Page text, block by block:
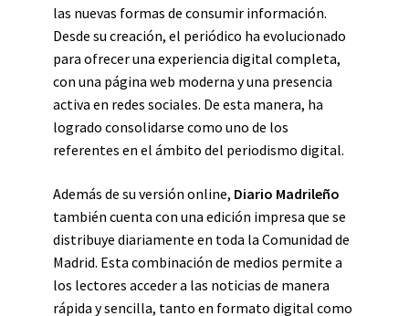
las nuevas formas de consumir información.
Desde su creación, el periódico ha evolucionado
para ofrecer una experiencia digital completa,
con una página web moderna y una presencia
activa en redes sociales. De esta manera, ha
logrado consolidarse como uno de los
referentes en el ámbito del periodismo digital.
Además de su versión online, Diario Madrileño
también cuenta con una edición impresa que se
distribuye diariamente en toda la Comunidad de
Madrid. Esta combinación de medios permite a
los lectores acceder a las noticias de manera
rápida y sencilla, tanto en formato digital como